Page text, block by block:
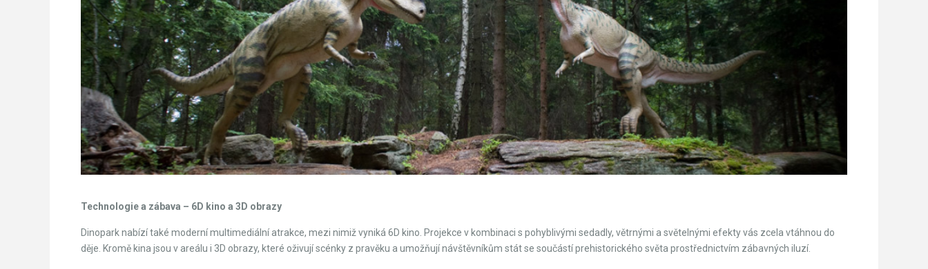
Technologie a zábava – 6D kino a 3D obrazy
Dinopark nabízí také moderní multimediální atrakce, mezi nimiž vyniká 6D kino. Projekce v kombinaci s pohyblivými sedadly, větrnými a světelnými efekty vás zcela vtáhnou do
děje. Kromě kina jsou v areálu i 3D obrazy, které oživují scénky z pravěku a umožňují návštěvníkům stát se součástí prehistorického světa prostřednictvím zábavných iluzí.